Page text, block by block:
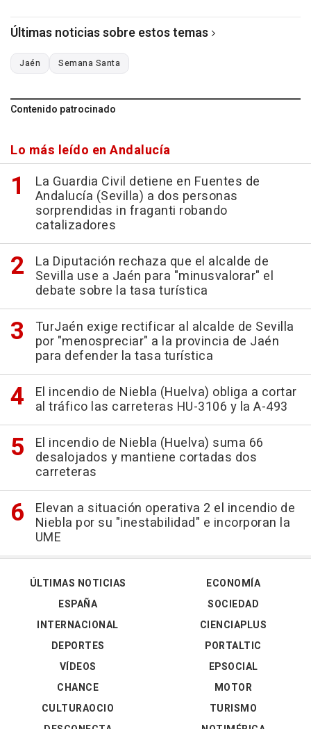
Últimas noticias sobre estos temas
Jaén Semana Santa
Contenido patrocinado
Lo más leído en Andalucía
La Guardia Civil detiene en Fuentes de
Andalucía (Sevilla) a dos personas
sorprendidas in fraganti robando
catalizadores
La Diputación rechaza que el alcalde de
Sevilla use a Jaén para "minusvalorar" el
debate sobre la tasa turística
TurJaén exige rectificar al alcalde de Sevilla
por "menospreciar" a la provincia de Jaén
para defender la tasa turística
El incendio de Niebla (Huelva) obliga a cortar
al tráfico las carreteras HU-3106 y la A-493
El incendio de Niebla (Huelva) suma 66
desalojados y mantiene cortadas dos
carreteras
Elevan a situación operativa 2 el incendio de
Niebla por su "inestabilidad" e incorporan la
UME
ÚLTIMAS NOTICIAS
ESPAÑA
INTERNACIONAL
DEPORTES
VÍDEOS
ECONOMÍA
SOCIEDAD
CIENCIAPLUS
PORTALTIC
EPSOCIAL
CHANCE
CULTURAOCIO
MOTOR
TURISMO